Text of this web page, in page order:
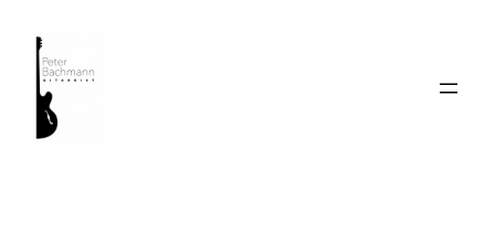
Inhalt
springen